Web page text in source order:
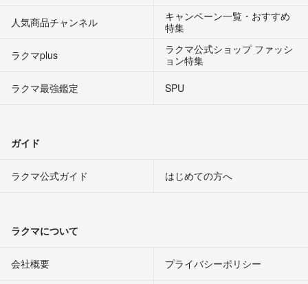
人気商品チャンネル
キャンペーン一覧・おすすめ
特集
ラクマplus
ラクマ公式ショップ ファッシ
ョン特集
ラクマ最強鑑定
SPU
ガイド
ラクマ公式ガイド はじめての方へ
ラクマについて
会社概要 プライバシーポリシー